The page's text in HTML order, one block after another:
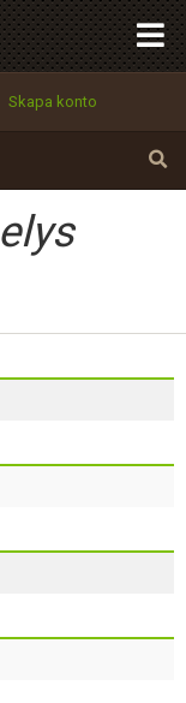
Skapa konto
Tillbaka till förstasidan